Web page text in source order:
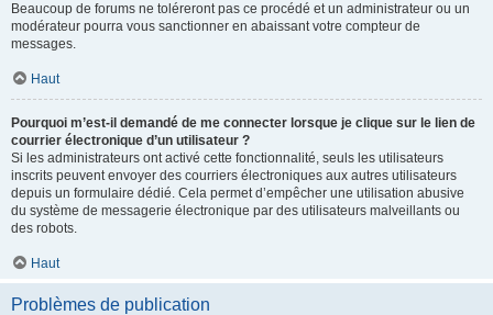
Beaucoup de forums ne toléreront pas ce procédé et un administrateur ou un
modérateur pourra vous sanctionner en abaissant votre compteur de
messages.
Haut
Pourquoi m’est-il demandé de me connecter lorsque je clique sur le lien de
courrier électronique d’un utilisateur ?
Si les administrateurs ont activé cette fonctionnalité, seuls les utilisateurs
inscrits peuvent envoyer des courriers électroniques aux autres utilisateurs
depuis un formulaire dédié. Cela permet d’empêcher une utilisation abusive
du système de messagerie électronique par des utilisateurs malveillants ou
des robots.
Haut
Problèmes de publication